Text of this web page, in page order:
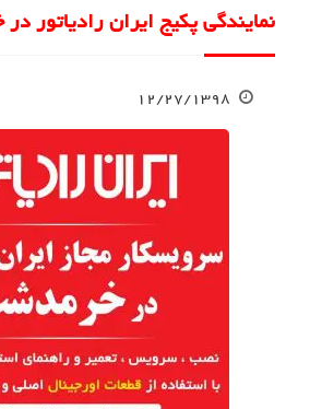
نمایندگی پکیج ایران رادیاتور
۱۲/۲۷/۱۳۹۸